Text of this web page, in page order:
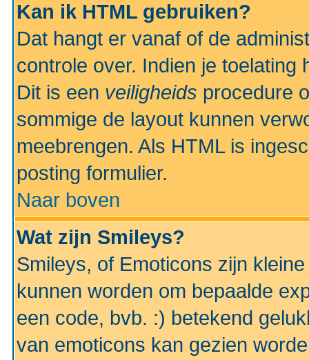
Kan ik HTML gebruiken?
Dat hangt er vanaf of de
controle over. Indien je
Dit is een veiligheids procedure
sommige de layout kunnen
meebrengen. Als HTML is
posting formulier.
Naar boven
Wat zijn Smileys?
Smileys, of Emoticons zijn
kunnen worden om bepaalde
een code, bvb. :) betekend
van emoticons kan gezien